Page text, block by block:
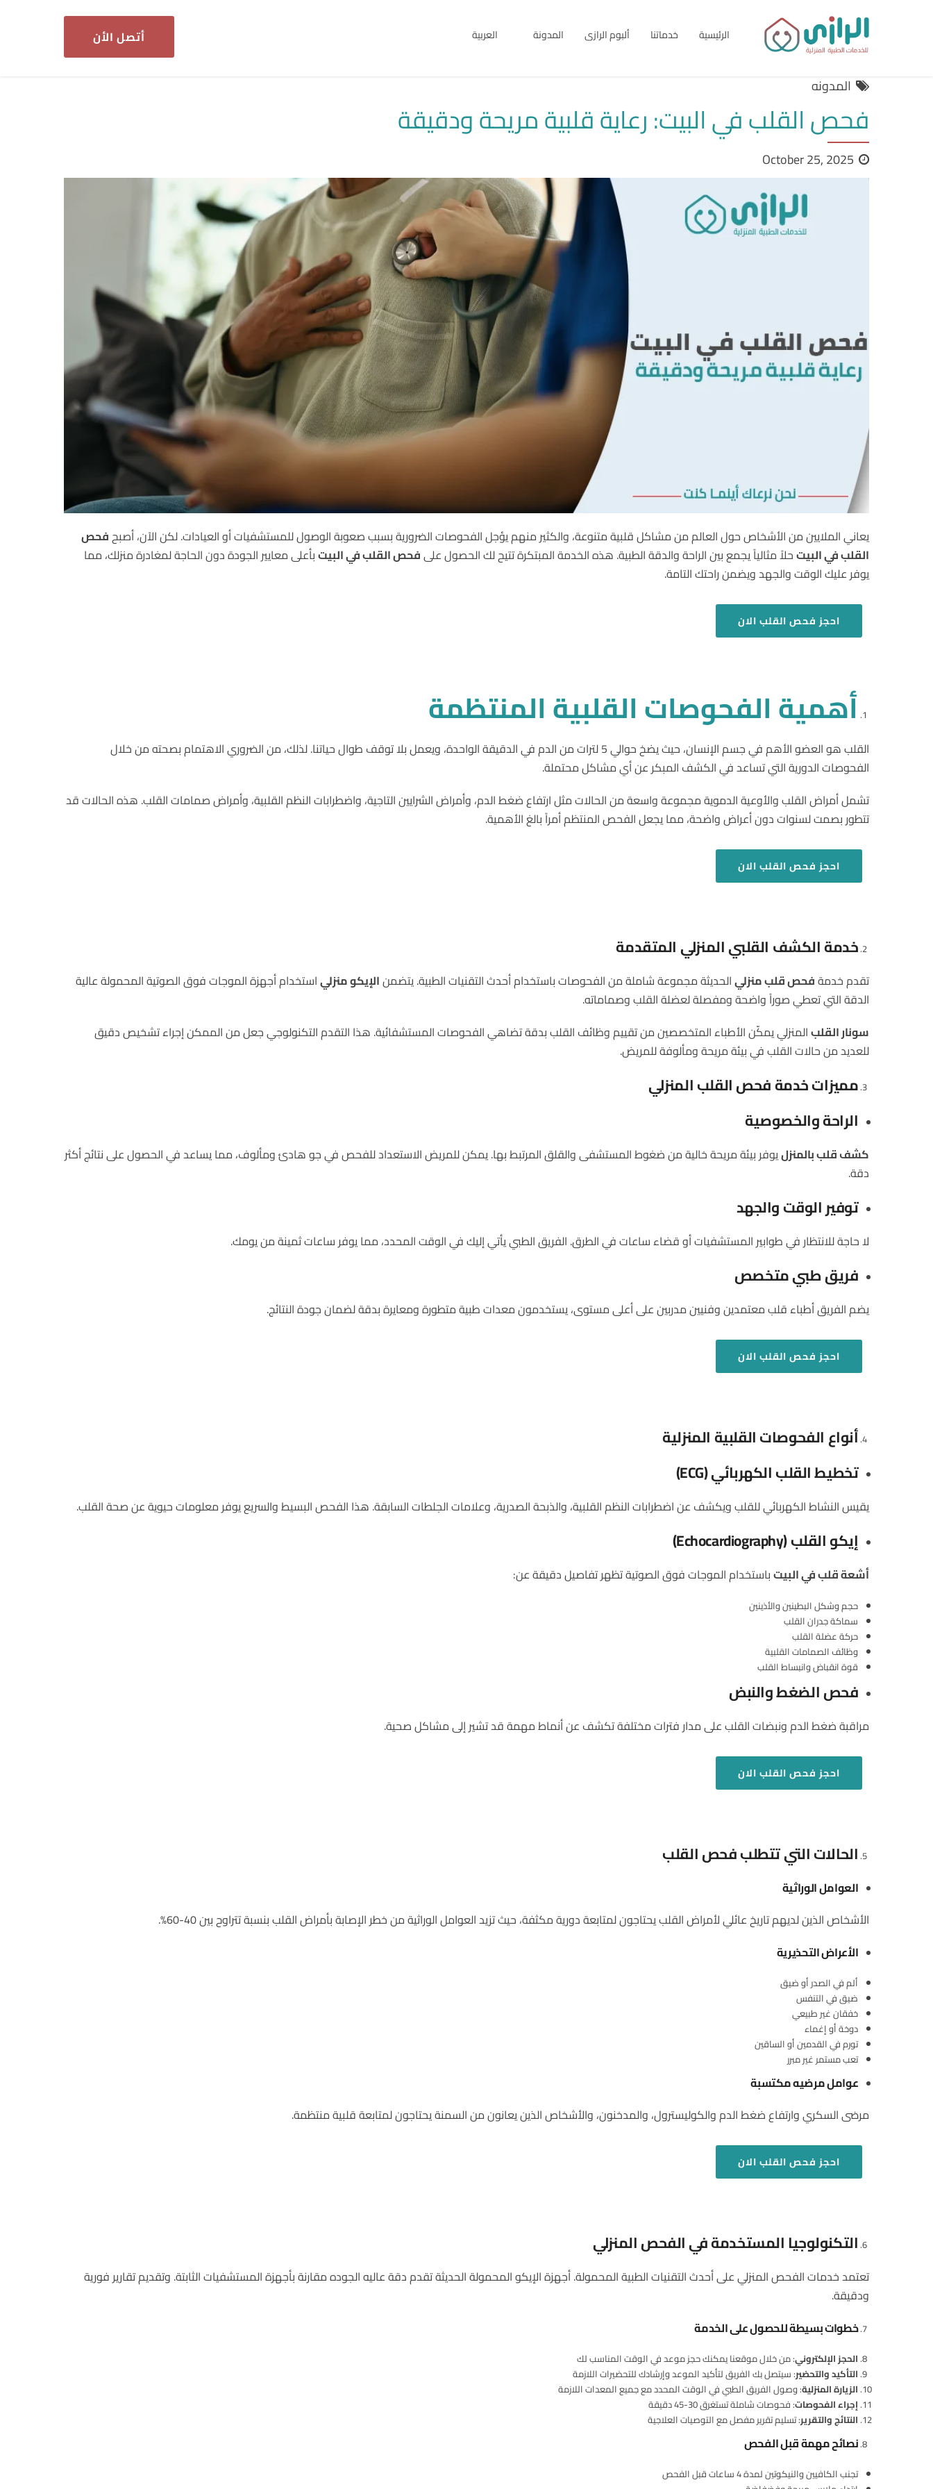
أتصل الأن الرئيسية خدماتنا ألبوم الرازى المدونة العربية
المدونه
فحص القلب في البيت: رعاية قلبية مريحة ودقيقة
October 25, 2025
يعاني الملايين من الأشخاص حول العالم من مشاكل قلبية متنوعة، والكثير منهم يؤجل الفحوصات الضرورية بسبب صعوبة الوصول للمستشفيات أو العيادات. لكن الآن، أصبحفحص
القلب في البيتحلاً مثالياً يجمع بين الراحة والدقة الطبية. هذه الخدمة المبتكرة تتيح لك الحصول علىفحص القلب في البيتبأعلى معايير الجودة دون الحاجة لمغادرة منزلك، مما
يوفر عليك الوقت والجهد ويضمن راحتك التامة.
احجز فحص القلب الان
أهمية الفحوصات القلبية المنتظمة
القلب هو العضو الأهم في جسم الإنسان، حيث يضخ حوالي 5 لترات من الدم في الدقيقة الواحدة، ويعمل بلا توقف طوال حياتنا. لذلك، من الضروري الاهتمام بصحته من خلال
الفحوصات الدورية التي تساعد في الكشف المبكر عن أي مشاكل محتملة.
تشمل أمراض القلب والأوعية الدموية مجموعة واسعة من الحالات مثل ارتفاع ضغط الدم، وأمراض الشرايين التاجية، واضطرابات النظم القلبية، وأمراض صمامات القلب. هذه الحالات قد
تتطور بصمت لسنوات دون أعراض واضحة، مما يجعل الفحص المنتظم أمراً بالغ الأهمية.
احجز فحص القلب الان
خدمة الكشف القلبي المنزلي المتقدمة
تقدم خدمةفحص قلب منزليالحديثة مجموعة شاملة من الفحوصات باستخدام أحدث التقنيات الطبية. يتضمنالإيكو منزلياستخدام أجهزة الموجات فوق الصوتية المحمولة عالية
الدقة التي تعطي صوراً واضحة ومفصلة لعضلة القلب وصماماته.
سونار القلبالمنزلي يمكّن الأطباء المتخصصين من تقييم وظائف القلب بدقة تضاهي الفحوصات المستشفائية. هذا التقدم التكنولوجي جعل من الممكن إجراء تشخيص دقيق
للعديد من حالات القلب في بيئة مريحة ومألوفة للمريض.
مميزات خدمة فحص القلب المنزلي
الراحة والخصوصية
كشف قلب بالمنزليوفر بيئة مريحة خالية من ضغوط المستشفى والقلق المرتبط بها. يمكن للمريض الاستعداد للفحص في جو هادئ ومألوف، مما يساعد في الحصول على نتائج أكثر
دقة.
توفير الوقت والجهد
لا حاجة للانتظار في طوابير المستشفيات أو قضاء ساعات في الطرق. الفريق الطبي يأتي إليك في الوقت المحدد، مما يوفر ساعات ثمينة من يومك.
فريق طبي متخصص
يضم الفريق أطباء قلب معتمدين وفنيين مدربين على أعلى مستوى، يستخدمون معدات طبية متطورة ومعايرة بدقة لضمان جودة النتائج.
احجز فحص القلب الان
أنواع الفحوصات القلبية المنزلية
تخطيط القلب الكهربائي(ECG)
يقيس النشاط الكهربائي للقلب ويكشف عن اضطرابات النظم القلبية، والذبحة الصدرية، وعلامات الجلطات السابقة. هذا الفحص البسيط والسريع يوفر معلومات حيوية عن صحة القلب.
إيكو القلب(Echocardiography)
أشعة قلب في البيتباستخدام الموجات فوق الصوتية تظهر تفاصيل دقيقة عن:
حجم وشكل البطينين والأذينين
سماكة جدران القلب
حركة عضلة القلب
وظائف الصمامات القلبية
قوة انقباض وانبساط القلب
فحص الضغط والنبض
مراقبة ضغط الدم ونبضات القلب على مدار فترات مختلفة تكشف عن أنماط مهمة قد تشير إلى مشاكل صحية.
احجز فحص القلب الان
الحالات التي تتطلب فحص القلب
العوامل الوراثية
الأشخاص الذين لديهم تاريخ عائلي لأمراض القلب يحتاجون لمتابعة دورية مكثفة، حيث تزيد العوامل الوراثية من خطر الإصابة بأمراض القلب بنسبة تتراوح بين 40-60%.
الأعراض التحذيرية
ألم في الصدر أو ضيق
ضيق في التنفس
خفقان غير طبيعي
دوخة أو إغماء
تورم في القدمين أو الساقين
تعب مستمر غير مبرر
عوامل مرضيه مكتسبة
مرضى السكري وارتفاع ضغط الدم والكوليسترول، والمدخنون، والأشخاص الذين يعانون من السمنة يحتاجون لمتابعة قلبية منتظمة.
احجز فحص القلب الان
التكنولوجيا المستخدمة في الفحص المنزلي
تعتمد خدمات الفحص المنزلي على أحدث التقنيات الطبية المحمولة. أجهزة الإيكو المحمولة الحديثة تقدم دقة عاليه الجوده مقارنة بأجهزة المستشفيات الثابتة. وتقديم تقارير فورية
ودقيقة.
خطوات بسيطة للحصول على الخدمة
الحجز الإلكتروني: من خلال موقعنا يمكنك حجز موعد في الوقت المناسب لك
التأكيد والتحضير: سيتصل بك الفريق لتأكيد الموعد وإرشادك للتحضيرات اللازمة
الزيارة المنزلية: وصول الفريق الطبي في الوقت المحدد مع جميع المعدات اللازمة
إجراء الفحوصات: فحوصات شاملة تستغرق 30-45 دقيقة
النتائج والتقرير: تسليم تقرير مفصل مع التوصيات العلاجية
نصائح مهمة قبل الفحص
تجنب الكافيين والنيكوتين لمدة 4 ساعات قبل الفحص